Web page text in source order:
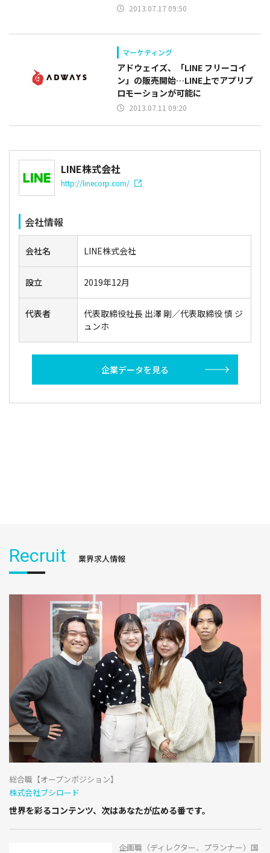
2013.07.17 09:50
マーケティング
アドウェイズ、「LINE フリーコイ
ン」の販売開始…LINE上でアプリプ
ロモーションが可能に
2013.07.11 09:20
LINE株式会社
http://linecorp.com/
会社情報
会社名 LINE株式会社
設立 2019年12月
代表者
代表取締役社長 出澤 剛／代表取締役 慎 ジ
ュンホ
企業データを見る
Recruit 業界求人情報
総合職【オープンポジション】
株式会社ブシロード
世界を彩るコンテンツ、次はあなたが広める番です。
企画職（ディレクター、プランナー）国